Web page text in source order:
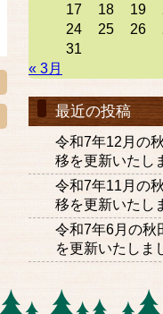
17
18 19
24
25 26
31
« 3月
最近の投稿
令和7年12月の
移を更新いたし
令和7年11月の
移を更新いたし
令和7年6月の秋
を更新いたしま